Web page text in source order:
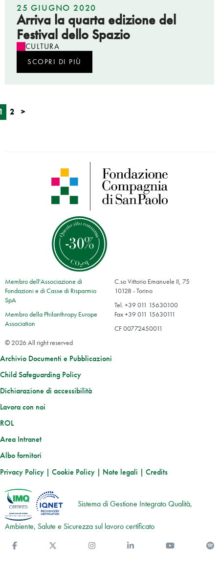
25 GIUGNO 2020
Arriva la quarta edizione del
Festival dello Spazio
CULTURA
SCOPRI DI PIÙ
2 >
Membro dell'Associazione di
Fondazioni e di Casse di Risparmio
SpA
Membro della Philanthropy Europe
Association
C.so Vittorio Emanuele II, 75
10128 - Torino
Tel. +39 011 15630100
Fax +39 011 15630111
CF 00772450011
© 2026 All right reserved
Archivio Documenti e Pubblicazioni
Child Safeguarding Policy
Dichiarazione di accessibilità
Lavora con noi
ROL
Area Intranet
Albo fornitori
Privacy Policy | Cookie Policy | Note legali | Credits
Sistema di Gestione Integrato Qualità,
Ambiente, Salute e Sicurezza sul lavoro certificato
You Tube